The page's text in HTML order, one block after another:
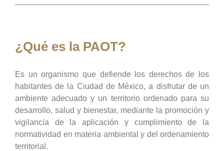
¿Qué es la PAOT?
Es un organismo que defiende los derechos de los
habitantes de la Ciudad de México, a disfrutar de un
ambiente adecuado y un territorio ordenado para su
desarrollo, salud y bienestar, mediante la promoción y
vigilancia de la aplicación y cumplimiento de la
normatividad en materia ambiental y del ordenamiento
territorial.